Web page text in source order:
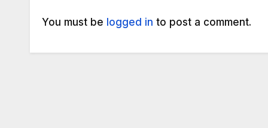
You must be logged in to post a comment.